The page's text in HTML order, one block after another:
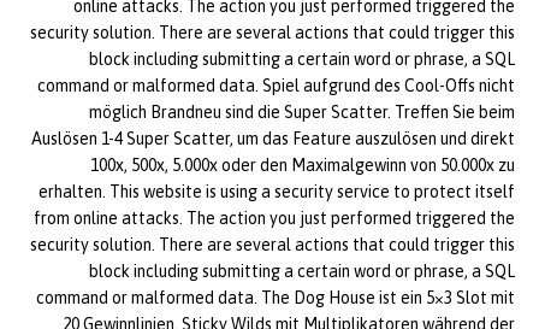
online attacks. The action you just performed triggered the
security solution. There are several actions that could trigger this
block including submitting a certain word or phrase, a SQL
command or malformed data. Spiel aufgrund des Cool-Offs nicht
möglich Brandneu sind die Super Scatter. Treffen Sie beim
Auslösen 1-4 Super Scatter, um das Feature auszulösen und direkt
100x, 500x, 5.000x oder den Maximalgewinn von 50.000x zu
erhalten. This website is using a security service to protect itself
from online attacks. The action you just performed triggered the
security solution. There are several actions that could trigger this
block including submitting a certain word or phrase, a SQL
command or malformed data. The Dog House ist ein 5×3 Slot mit
20 Gewinnlinien. Sticky Wilds mit Multiplikatoren während der